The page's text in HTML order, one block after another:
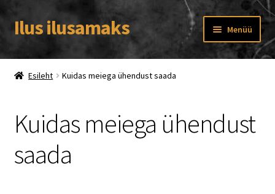
Ilus ilusamaks Menüü
Saame tuttavaks
Müügitingimused
Kontakt
Esileht Kuidas meiega ühendust saada
Kuidas meiega ühendust
saada